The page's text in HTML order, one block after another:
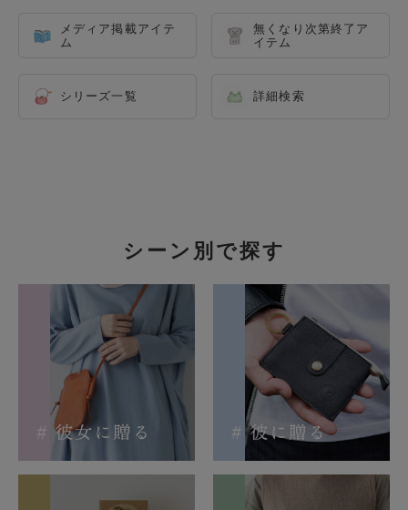
メディア掲載アイテ
ム
無くなり次第終了ア
イテム
シリーズ一覧 詳細検索
シーン別で探す